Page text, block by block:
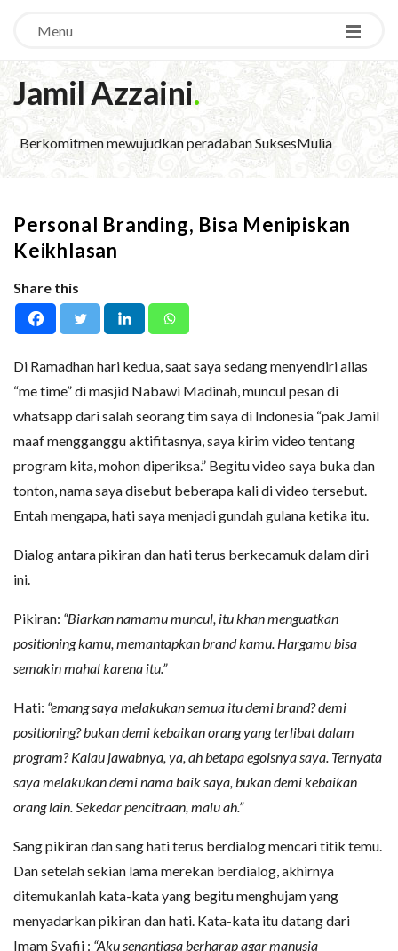
Menu
Jamil Azzaini.
Berkomitmen mewujudkan peradaban SuksesMulia
Personal Branding, Bisa Menipiskan
Keikhlasan
Share this
Di Ramadhan hari kedua, saat saya sedang menyendiri alias
“me time” di masjid Nabawi Madinah, muncul pesan di
whatsapp dari salah seorang tim saya di Indonesia “pak Jamil
maaf mengganggu aktifitasnya, saya kirim video tentang
program kita, mohon diperiksa.” Begitu video saya buka dan
tonton, nama saya disebut beberapa kali di video tersebut.
Entah mengapa, hati saya menjadi gundah gulana ketika itu.
Dialog antara pikiran dan hati terus berkecamuk dalam diri
ini.
Pikiran: “Biarkan namamu muncul, itu khan menguatkan
positioning kamu, memantapkan brand kamu. Hargamu bisa
semakin mahal karena itu.”
Hati: “emang saya melakukan semua itu demi brand? demi
positioning? bukan demi kebaikan orang yang terlibat dalam
program? Kalau jawabnya, ya, ah betapa egoisnya saya. Ternyata
saya melakukan demi nama baik saya, bukan demi kebaikan
orang lain. Sekedar pencitraan, malu ah.”
Sang pikiran dan sang hati terus berdialog mencari titik temu.
Dan setelah sekian lama merekan berdialog, akhirnya
ditemukanlah kata-kata yang begitu menghujam yang
menyadarkan pikiran dan hati. Kata-kata itu datang dari
Imam Syafii : “Aku senantiasa berharap agar manusia